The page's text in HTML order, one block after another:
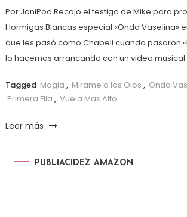
Por JoniPod Recojo el testigo de Mike para
Hormigas Blancas especial «Onda Vaselina»
que les pasó como Chabeli cuando pasaron
lo hacemos arrancando con un video
Tagged Magia , Mirame a los Ojos , Onda
Primera Fila , Vuela Mas Alto
Leer más
PUBLIACIDEZ AMAZON